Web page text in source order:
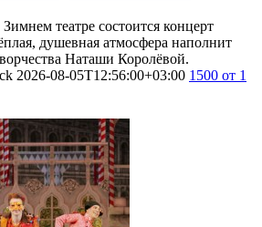
театре состоится концерт
душевная атмосфера наполнит
Наташи Королёвой.
2026-08-05T12:56:00+03:00 1500 от 1